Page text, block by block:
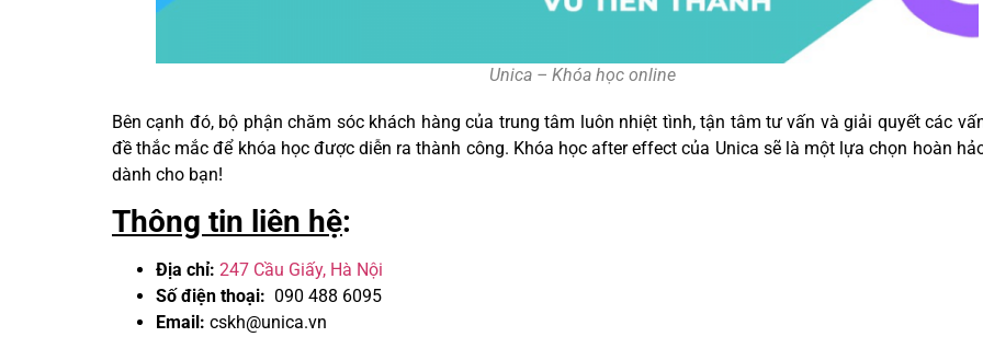
Unica – Khóa học online
Bên cạnh đó, bộ phận chăm sóc khách hàng của trung tâm luôn nhiệt tình, tận tâm tư vấn và giải quyết các
đề thắc mắc để khóa học được diễn ra thành công. Khóa học after effect của Unica sẽ là một lựa chọn hoàn
dành cho bạn!
Thông tin liên hệ:
Địa chỉ: 247 Cầu Giấy, Hà Nội
Số điện thoại: 090 488 6095
Email: cskh@unica.vn